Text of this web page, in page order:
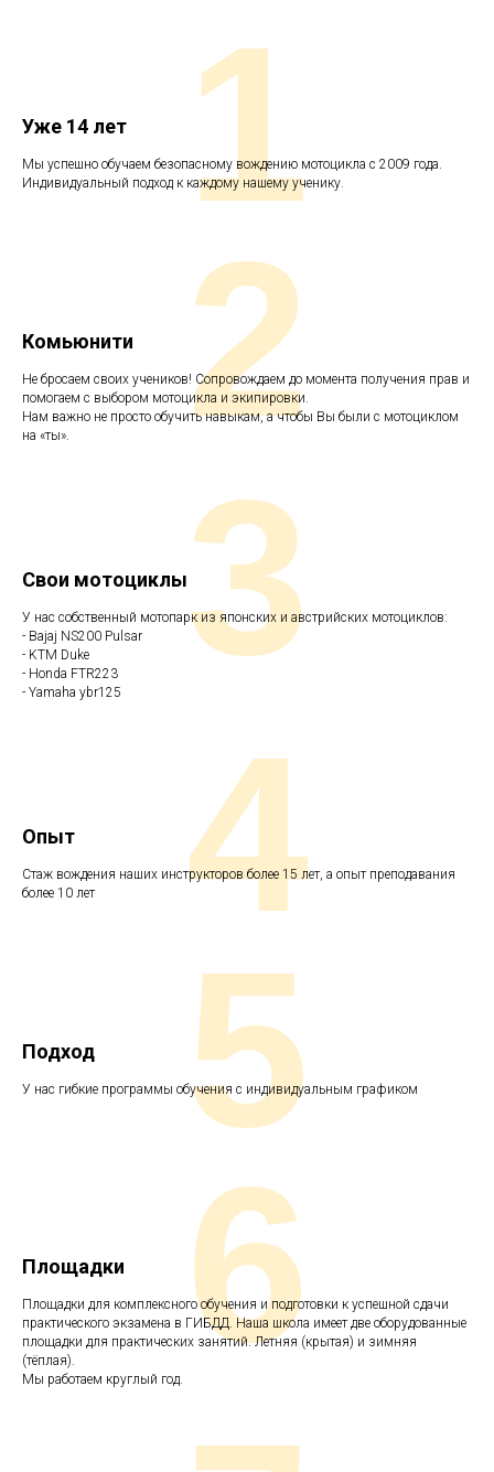
Уже 14 лет
Мы успешно обучаем безопасному вождению мотоцикла с 2009 года.
Индивидуальный подход к каждому нашему ученику.
1
Комьюнити
Не бросаем своих учеников! Сопровождаем до момента получения прав и
помогаем с выбором мотоцикла и экипировки.
Нам важно не просто обучить навыкам, а чтобы Вы были с мотоциклом
на «ты».
2
Свои мотоциклы
У нас собственный мотопарк из японских и австрийских мотоциклов:
- Bajaj NS200 Pulsar
- KTM Duke
- Honda FTR223
- Yamaha ybr125
3
Опыт
Стаж вождения наших инструкторов более 15 лет, а опыт преподавания
более 10 лет
4
Подход
У нас гибкие программы обучения с индивидуальным графиком
5
Площадки
Площадки для комплексного обучения и подготовки к успешной сдачи
практического экзамена в ГИБДД. Наша школа имеет две оборудованные
площадки для практических занятий. Летняя (крытая) и зимняя
(тёплая).
Мы работаем круглый год. 6